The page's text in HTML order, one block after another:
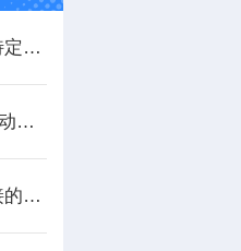
230TC4000变压器：特定电力传输场景下的设备
EREA变压器：工业驱动系统的动力核心
罗格朗插座：电气连接的可靠“桥梁”